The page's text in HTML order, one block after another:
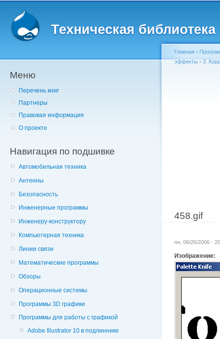
Техническая
Меню
Перечень книг
Партнеры
Правовая информация
О проекте
Навигация по подшивке
Автомобильная техника
Антенны
Безопасность
Инженерные программы
Инженеру-конструктору
Компьютерная техника
Линии связи
Математические программы
Обзоры
Операционные системы
Программы 3D графики
Программы для работы с графикой
Adobe Illustrator 10 в подлиннике
Главная ›
эффекты›3.
458.gif
пн, 06/26/2006 -
Изображение: